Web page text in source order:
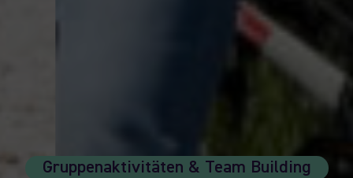
Gruppenaktivitäten & Team Building